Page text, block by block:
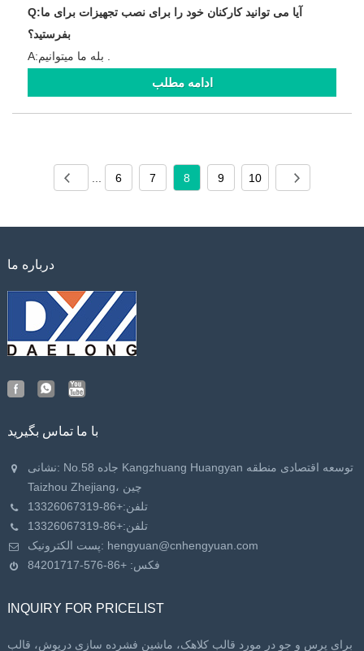
Q:آیا می توانید کارکنان خود را برای نصب تجهیزات برای ما
بفرستید؟
A:بله ما میتوانیم .
ادامه مطلب
6 7 8 9 10
درباره ما
با ما تماس بگیرید
نشانی: No.58 جاده Kangzhuang Huangyan توسعه اقتصادی منطقه
Taizhou Zhejiang، چین
تلفن:+86-13326067319
تلفن:+86-13326067319
پست الکترونیک: hengyuan@cnhengyuan.com
فکس: +86-576-84201717
INQUIRY FOR PRICELIST
برای پرس و جو در مورد قالب کلاهک، ماشین فشرده سازی درپوش، قالب